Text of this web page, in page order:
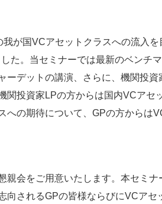
が国VCアセットクラスへの流入
た。当セミナーでは最新のベンチ
ーデットの講演、さらに、機関投
関投資家LPの方からは国内VCア
への期待について、GPの方からは
会をご用意いたします。本セミ
向されるGPの皆様ならびにVCア